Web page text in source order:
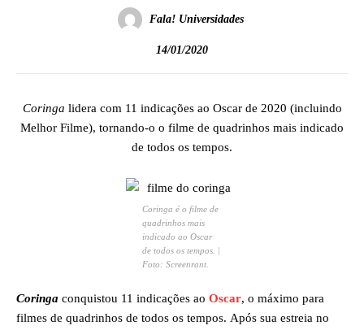
Fala! Universidades
14/01/2020
Coringa lidera com 11 indicações ao Oscar de 2020 (incluindo
Melhor Filme), tornando-o o filme de quadrinhos mais indicado
de todos os tempos.
Coringa é o filme de
quadrinhos mais
indicado ao Oscar
de todos os tempos. |
Foto: Screenrant.
Coringa conquistou 11 indicações ao Oscar, o máximo para
filmes de quadrinhos de todos os tempos. Após sua estreia no